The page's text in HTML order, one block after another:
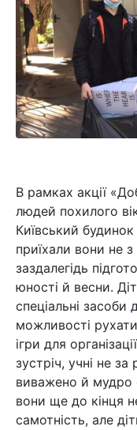
В рамках акції
людей похилого
Київський
приїхали вони не
заздалегідь
юності й весни.
спеціальні
можливості
ігри для
зустріч, учні не
виважено й мудро
вони ще до кінця
самотність, але